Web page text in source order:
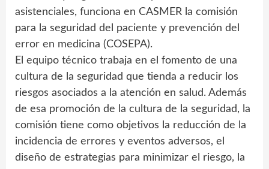
asistenciales, funciona en CASMER la comisión
para la seguridad del paciente y prevención del
error en medicina (COSEPA).
El equipo técnico trabaja en el fomento de una
cultura de la seguridad que tienda a reducir los
riesgos asociados a la atención en salud. Además
de esa promoción de la cultura de la seguridad, la
comisión tiene como objetivos la reducción de la
incidencia de errores y eventos adversos, el
diseño de estrategias para minimizar el riesgo, la